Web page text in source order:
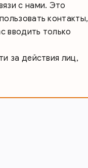
с нами. Это
контакты,
вводить только
за действия лиц,